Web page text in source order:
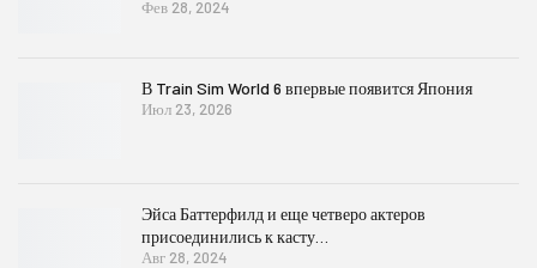
Фев 28, 2024
В Train Sim World 6 впервые появится Япония
Июл 23, 2026
Эйса Баттерфилд и еще четверо актеров
присоединились к касту…
Авг 28, 2024